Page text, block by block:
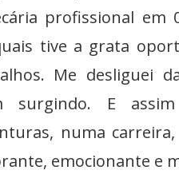
profissional em
tive a grata
Me desliguei
surgindo. E
numa
emocionante e